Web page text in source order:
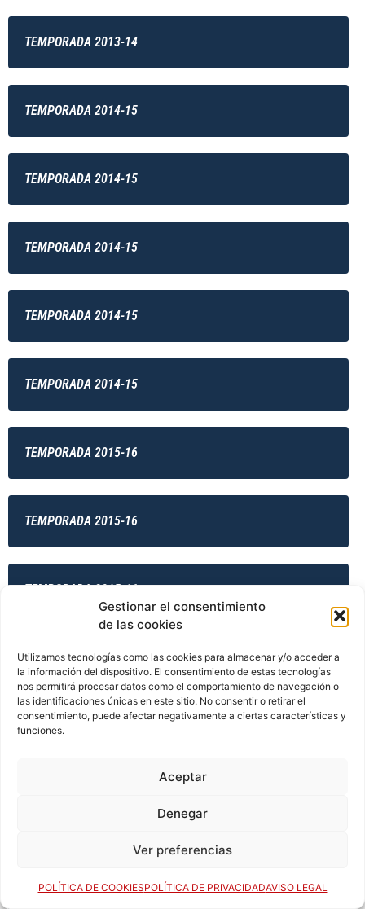
Gestionar el consentimiento
de las cookies
Utilizamos tecnologías como las cookies para almacenar y/o acceder a
la información del dispositivo. El consentimiento de estas tecnologías
nos permitirá procesar datos como el comportamiento de navegación o
las identificaciones únicas en este sitio. No consentir o retirar el
consentimiento, puede afectar negativamente a ciertas características y
funciones.
Aceptar
Denegar
Ver preferencias
POLÍTICA DE COOKIESPOLÍTICA DE PRIVACIDADAVISO LEGAL
TEMPORADA 2013-14
TEMPORADA 2014-15
TEMPORADA 2014-15
TEMPORADA 2014-15
TEMPORADA 2014-15
TEMPORADA 2014-15
TEMPORADA 2015-16
TEMPORADA 2015-16
TEMPORADA 2015-16
TEMPORADA 2015-16
TEMPORADA 2015-16